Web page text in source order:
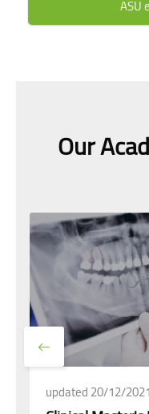
ASU
Our
updated 20/12/2021